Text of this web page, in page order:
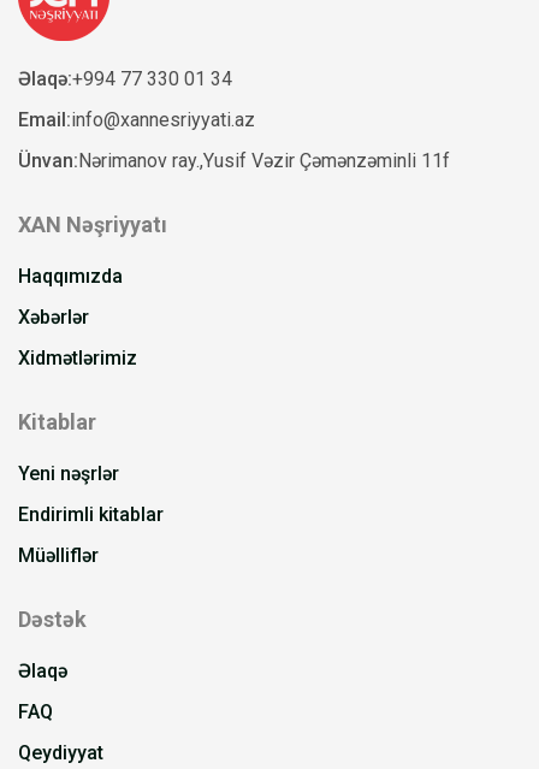
Əlaqə:+994 77 330 01 34
Email:info@xannesriyyati.az
Ünvan: Nərimanov ray.,Yusif Vəzir Çəmənzəminli 11f
XAN Nəşriyyatı
Haqqımızda
Xəbərlər
Xidmətlərimiz
Kitablar
Yeni nəşrlər
Endirimli kitablar
Müəlliflər
Dəstək
Əlaqə
FAQ
Qeydiyyat